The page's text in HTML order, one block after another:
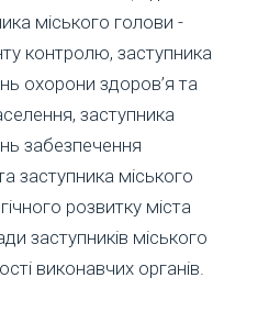
міського голови -
контролю, заступника
охорони здоров’я та
заступника
забезпечення
заступника міського
розвитку міста
заступників міського
виконавчих органів.